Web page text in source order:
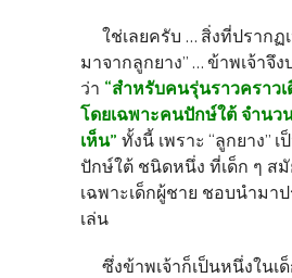
ใช่เลยครับ ... สิ่งที่ปรากฏ
มาจากลูกยาง” ... ข้าพเจ้าจึ
ว่า “สำหรับคนรุ่นราวคราว
โดยเฉพาะคนปักษ์ใต้ จำนว
เห็น” ทั้งนี้ เพราะ “ลูกยาง”
ปักษ์ใต้ ชนิดหนึ่ง ที่เด็ก ๆ ส
เฉพาะเด็กผู้ชาย ชอบนำมา
เล่น
ซึ่งข้าพเจ้าก็เป็นหนึ่งในเ